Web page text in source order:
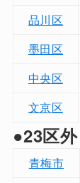
品川区
墨田区
中央区
文京区
●23区外
青梅市